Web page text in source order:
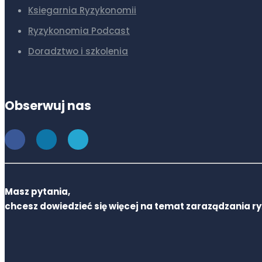
Ksiegarnia Ryzykonomii
Ryzykonomia Podcast
Doradztwo i szkolenia
Obserwuj nas
Masz pytania,
chcesz dowiedzieć się więcej na temat zaraządzania